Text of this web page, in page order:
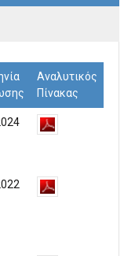
Αναλυτικός
Πίνακας